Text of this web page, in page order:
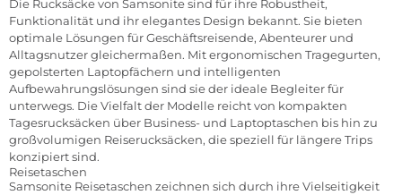
Die Rucksäcke von Samsonite sind für ihre Robustheit,
Funktionalität und ihr elegantes Design bekannt. Sie bieten
optimale Lösungen für Geschäftsreisende, Abenteurer und
Alltagsnutzer gleichermaßen. Mit ergonomischen Tragegurten,
gepolsterten Laptopfächern und intelligenten
Aufbewahrungslösungen sind sie der ideale Begleiter für
unterwegs. Die Vielfalt der Modelle reicht von kompakten
Tagesrucksäcken über Business- und Laptoptaschen bis hin zu
großvolumigen Reiserucksäcken, die speziell für längere Trips
konzipiert sind.
Reisetaschen
Samsonite Reisetaschen zeichnen sich durch ihre Vielseitigkeit